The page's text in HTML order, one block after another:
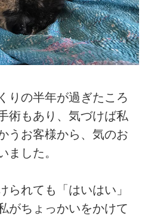
りの半年が過ぎたころ
術もあり、気づけば私
うお客様から、気のお
ました。
られても「はいはい」
がちょっかいをかけて